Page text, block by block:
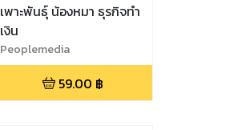
เพาะพันธุ์ น้องหมา ธุรกิจทำ
เงิน
Peoplemedia
59.00 ฿